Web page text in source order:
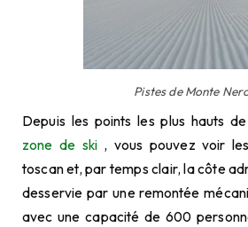
Pistes de Monte
Depuis les points les plus hauts
zone de ski , vous pouvez voir
toscan et, par temps clair, la côte
desservie par une remontée
avec une capacité de 600